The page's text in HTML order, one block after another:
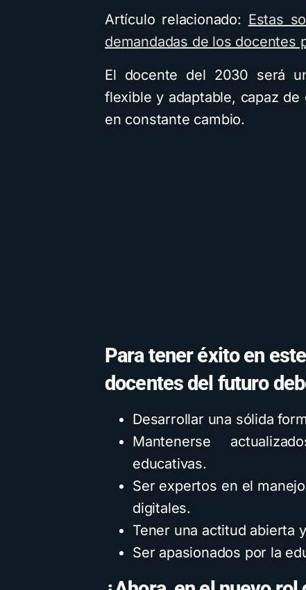
Artículo relacionado: Estas
demandadas de los docentes
El docente del 2030 será
flexible y adaptable, capaz
en constante cambio.
Para tener éxito en
docentes del futuro
Desarrollar una sólida
Mantenerse
educativas.
Ser expertos en el
digitales.
Tener una actitud abierta
Ser apasionados por la